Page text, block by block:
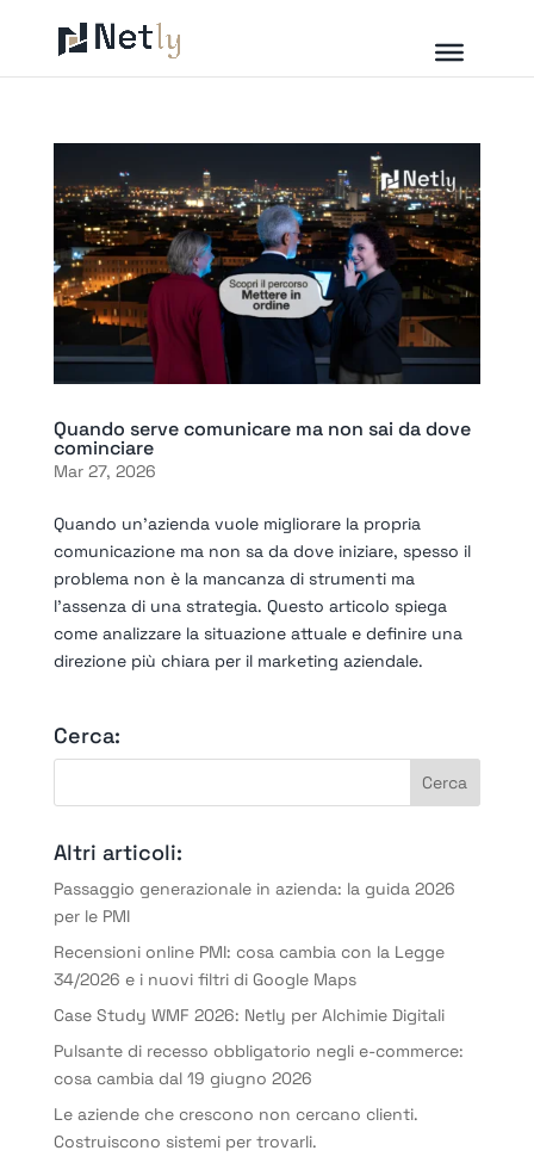
Quando serve comunicare ma non sai da dove
cominciare
Mar 27, 2026
Quando un’azienda vuole migliorare la propria
comunicazione ma non sa da dove iniziare, spesso il
problema non è la mancanza di strumenti ma
l’assenza di una strategia. Questo articolo spiega
come analizzare la situazione attuale e definire una
direzione più chiara per il marketing aziendale.
Cerca:
Altri articoli:
Passaggio generazionale in azienda: la guida 2026
per le PMI
Recensioni online PMI: cosa cambia con la Legge
34/2026 e i nuovi filtri di Google Maps
Case Study WMF 2026: Netly per Alchimie Digitali
Pulsante di recesso obbligatorio negli e-commerce:
cosa cambia dal 19 giugno 2026
Le aziende che crescono non cercano clienti.
Costruiscono sistemi per trovarli.